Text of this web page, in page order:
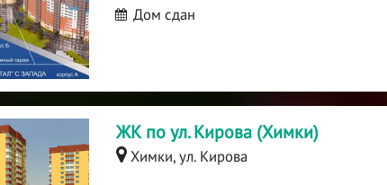
Дом сдан
ЖК по ул. Кирова (Химки)
Химки, ул. Кирова